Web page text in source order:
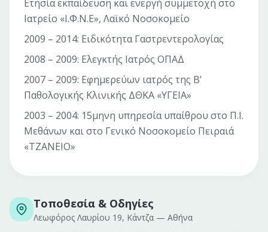
Ετησία εκπαίδευση και ενεργή συμμετοχή στο
Ιατρείο «Ι.Φ.Ν.Ε», Λαϊκό Νοσοκομείο
2009 – 2014: Ειδικότητα Γαστρεντερολογίας
2008 – 2009: Ελεγκτής Ιατρός ΟΠΑΔ
2007 – 2009: Εφημερεύων ιατρός της Β’
Παθολογικής Κλινικής ΔΘΚΑ «ΥΓΕΙΑ»
2003 – 2004: 15μηνη υπηρεσία υπαίθρου στο Π.Ι.
Μεθάνων και στο Γενικό Νοσοκομείο Πειραιά
«ΤΖΑΝΕΙΟ»
Τοποθεσία & Οδηγίες
Λεωφόρος Λαυρίου 19, Κάντζα — Αθήνα